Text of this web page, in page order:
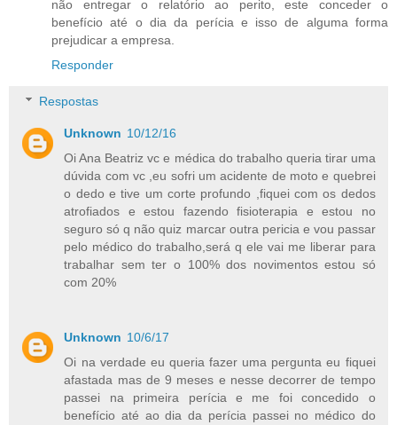
não entregar o relatório ao perito, este conceder o
benefício até o dia da perícia e isso de alguma forma
prejudicar a empresa.
Responder
Respostas
Unknown 10/12/16
Oi Ana Beatriz vc e médica do trabalho queria tirar uma
dúvida com vc ,eu sofri um acidente de moto e quebrei
o dedo e tive um corte profundo ,fiquei com os dedos
atrofiados e estou fazendo fisioterapia e estou no
seguro só q não quiz marcar outra pericia e vou passar
pelo médico do trabalho,será q ele vai me liberar para
trabalhar sem ter o 100% dos novimentos estou só
com 20%
Unknown 10/6/17
Oi na verdade eu queria fazer uma pergunta eu fiquei
afastada mas de 9 meses e nesse decorrer de tempo
passei na primeira perícia e me foi concedido o
benefício até ao dia da perícia passei no médico do